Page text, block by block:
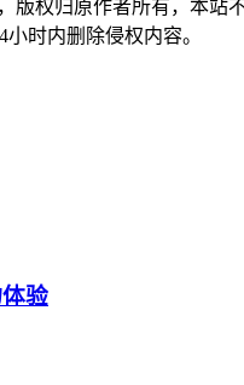
版权归原作者所有，本站
小时内删除侵权内容。
验